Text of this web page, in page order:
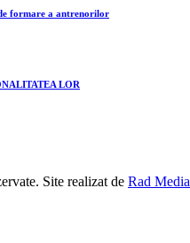
formare a antrenorilor
LOR
Site realizat de Rad Media